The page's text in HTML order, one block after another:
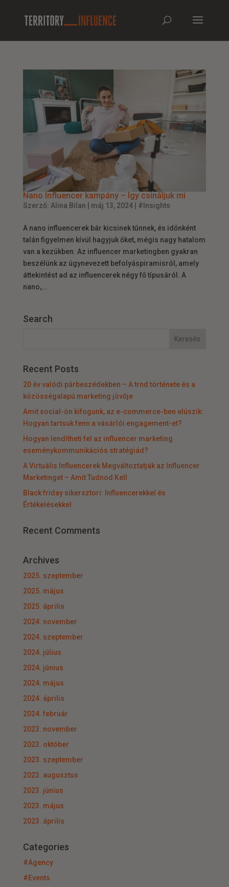
Nano Influencer kampány – Így csináljuk mi
Szerző: Alina Bilan máj 13, 2024| #Insights
A nano influencerek bár kicsinek tűnnek, és időnként
talán figyelmen kívül hagyjuk őket, mégis nagy hatalom
van a kezükben. Az influencer marketingben gyakran
beszélünk az úgynevezett befolyáspiramisról, amely
áttekintést ad az influencerek négy fő típusáról. A
nano,...
Search
Recent Posts
20 év valódi párbeszédekben – A trnd története és a
közösségalapú marketing jövője
Amit social-ön kifogunk, az e-commerce-ben elúszik:
Hogyan tartsuk fenn a vásárlói engagement-et?
Hogyan lendítheti fel az influencer marketing
eseménykommunikációs stratégiád?
A Virtuális Influencerek Megváltoztatják az Influencer
Marketinget – Amit Tudnod Kell
Black friday sikersztori: Influencerekkel és
Értékelésekkel
Recent Comments
Archives
2025. szeptember
2025. május
2025. április
2024. november
2024. szeptember
2024. július
2024. június
2024. május
2024. április
2024. február
2023. november
2023. október
2023. szeptember
2023. augusztus
2023. június
2023. május
2023. április
Categories
#Agency
#Events